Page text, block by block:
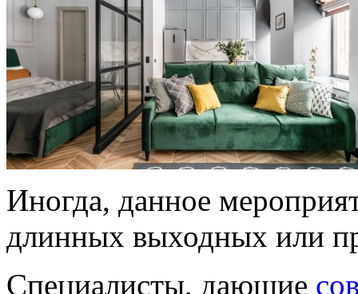
Иногда, данное
длинных выходных или
Специалисты, дающие